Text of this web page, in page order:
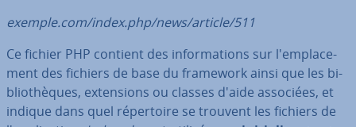
exemple.com/index.php/news/article/511
Ce fichier PHP contient des in­for­ma­tions sur l'em­pla­ce­
ment des fichiers de base du framework ainsi que les bi­
blio­thèques, ex­ten­sions ou classes d'aide associées, et
indique dans quel ré­per­toire se trouvent les fichiers de